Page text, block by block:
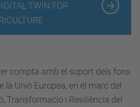
TWIN FOR
compta amb el suport dels fons
la Unió Europea, en el marc del
Transformació i Resiliència del